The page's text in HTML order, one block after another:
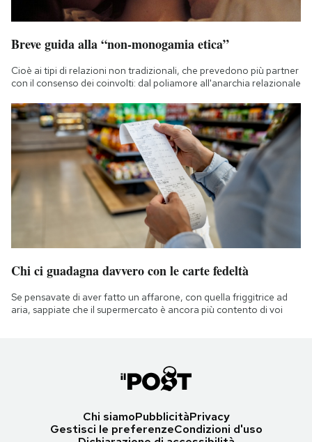
Breve guida alla “non-monogamia etica”
Cioè ai tipi di relazioni non tradizionali, che prevedono più partner
con il consenso dei coinvolti: dal poliamore all'anarchia relazionale
Chi ci guadagna davvero con le carte fedeltà
Se pensavate di aver fatto un affarone, con quella friggitrice ad
aria, sappiate che il supermercato è ancora più contento di voi
Chi siamoPubblicitàPrivacy
Gestisci le preferenzeCondizioni d'uso